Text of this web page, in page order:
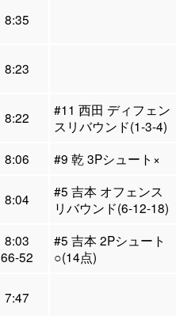
8:35
8:23
8:22
#11 西田 ディフェン
スリバウンド(1-3-4)
8:06
#9 乾 3Pシュート×
8:04
#5 吉本 オフェンス
リバウンド(6-12-18)
8:03
66-52
#5 吉本 2Pシュート
○(14点)
7:47